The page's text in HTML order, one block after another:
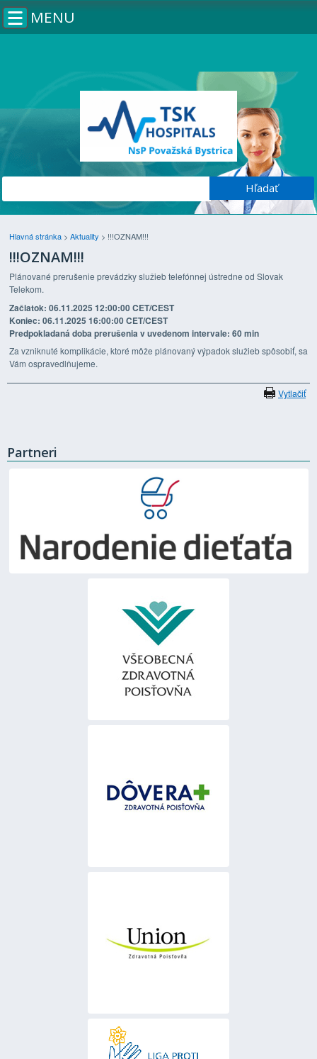
MENU
Hlavná stránka > Aktuality > !!!OZNAM!!!
!!!OZNAM!!!
Plánované prerušenie prevádzky služieb telefónnej ústredne od Slovak
Telekom.
Začiatok: 06.11.2025 12:00:00 CET/CEST
Koniec: 06.11.2025 16:00:00 CET/CEST
Predpokladaná doba prerušenia v uvedenom intervale: 60 min
Za vzniknuté komplikácie, ktoré môže plánovaný výpadok služieb spôsobiť, sa
Vám ospravedlňujeme.
Vytlačiť
Partneri